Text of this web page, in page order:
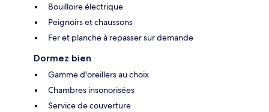
Bouilloire électrique
Peignoirs et chaussons
Fer et planche à repasser sur demande
Dormez bien
Gamme d'oreillers au choix
Chambres insonorisées
Service de couverture